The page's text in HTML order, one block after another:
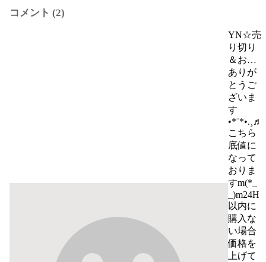
コメント (2)
YN☆売
り切り
＆お値
下げ可
能☆即
購入OK
ありが
とうご
ざいま
す
•*¨*•.¸♬︎
こちら
底値に
なって
おりま
すm(*_
_)m24H
以内に
購入な
い場合
価格を
上げて